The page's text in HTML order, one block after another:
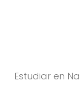
Estudiar en